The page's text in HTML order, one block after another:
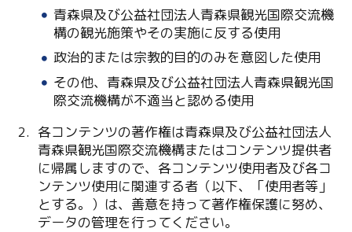
青森県及び公益社団法人青森県観光国際交流機
構の観光施策やその実施に反する使用
政治的または宗教的目的のみを意図した使用
その他、青森県及び公益社団法人青森県観光国
際交流機構が不適当と認める使用
各コンテンツの著作権は青森県及び公益社団法人
青森県観光国際交流機構またはコンテンツ提供者
に帰属しますので、各コンテンツ使用者及び各コ
ンテンツ使用に関連する者（以下、「使用者等」
とする。）は、善意を持って著作権保護に努め、
データの管理を行ってください。
Twitter
Facebook
Line
Copy URL